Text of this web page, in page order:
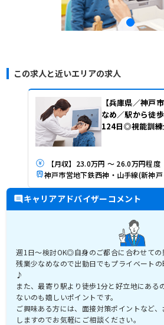
この求人と近いエリアの求人
【兵庫県／神戸
なめ／駅から徒
124日◎視能訓
【月収】23.0万円 ～ 26.0万円程度
キャリアアドバイザーコメント
週1日～検討OK◎自身のご都合に合わせての
残業少なめなので出勤日でもプライベート
♪
また、最寄り駅より徒歩1分と好立地にある
ないのも嬉しいポイントです。
ご興味ある方には、面接対策ポイントなど
しますのでお気軽にご相談ください。